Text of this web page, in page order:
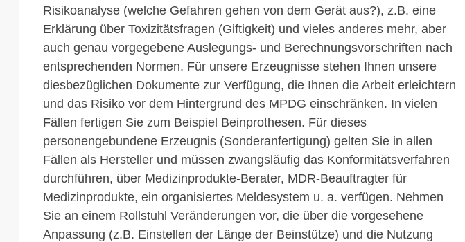
Risikoanalyse (welche Gefahren gehen von dem Gerät aus?), z.B. eine
Erklärung über Toxizitätsfragen (Giftigkeit) und vieles anderes mehr, aber
auch genau vorgegebene Auslegungs- und Berechnungsvorschriften nach
entsprechenden Normen. Für unsere Erzeugnisse stehen Ihnen unsere
diesbezüglichen Dokumente zur Verfügung, die Ihnen die Arbeit erleichtern
und das Risiko vor dem Hintergrund des MPDG einschränken. In vielen
Fällen fertigen Sie zum Beispiel Beinprothesen. Für dieses
personengebundene Erzeugnis (Sonderanfertigung) gelten Sie in allen
Fällen als Hersteller und müssen zwangsläufig das Konformitätsverfahren
durchführen, über Medizinprodukte-Berater, MDR-Beauftragter für
Medizinprodukte, ein organisiertes Meldesystem u. a. verfügen. Nehmen
Sie an einem Rollstuhl Veränderungen vor, die über die vorgesehene
Anpassung (z.B. Einstellen der Länge der Beinstütze) und die Nutzung